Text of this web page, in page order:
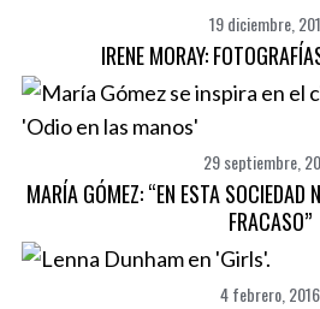
19 diciembre,
IRENE MORAY:
29 septiembre,
MARÍA GÓMEZ: “EN ESTA SOCIEDAD
FRACASO”
4 febrero, 2016